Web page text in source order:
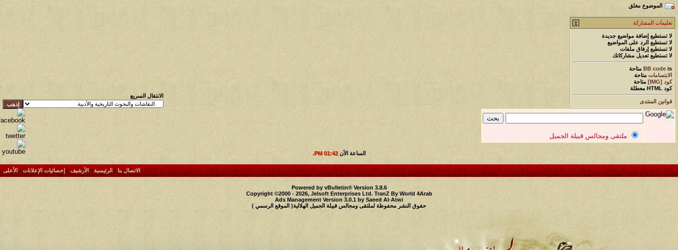
الموضوع مغلق
تعليمات المشاركة
لا تستطيع إضافة مواضيع جديدة
لا تستطيع الرد على المواضيع
لا تستطيع إرفاق ملفات
لا تستطيع تعديل مشاركاتك
BB code is
متاحة
الابتسامات متاحة
كود [IMG]
متاحة
كود HTML
معطلة
قوانين المنتدى
الانتقال السريع
ملتقى ومجالس قبيلة الجميل
الساعة الآن01:42 PM
.
الاتصال بنا- الرئيسية-الأرشيف- إحصائيات الإعلانات- الأعلى
Powered by vBulletin® Version 3.8.6
Copyright ©2000 - 2026, Jelsoft Enterprises Ltd. TranZ By World 4Arab
Ads Management Version 3.0.1 by Saeed Al-Atwi
حقوق النشر محفوظة لملتقى ومجالس قبيلة الجميل الهلالية( الموقع الرسمي )